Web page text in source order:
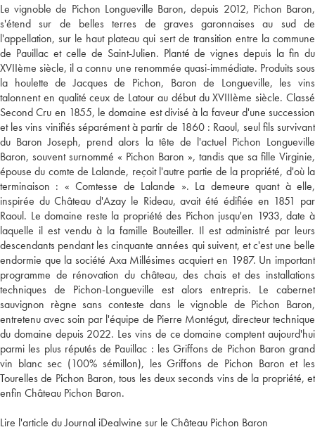
Le vignoble de Pichon Longueville Baron, depuis 2012, Pichon Baron,
s'étend sur de belles terres de graves garonnaises au sud de
l'appellation, sur le haut plateau qui sert de transition entre la commune
de Pauillac et celle de Saint-Julien. Planté de vignes depuis la fin du
XVIIème siècle, il a connu une renommée quasi-immédiate. Produits sous
la houlette de Jacques de Pichon, Baron de Longueville, les vins
talonnent en qualité ceux de Latour au début du XVIIIème siècle. Classé
Second Cru en 1855, le domaine est divisé à la faveur d'une succession
et les vins vinifiés séparément à partir de 1860 : Raoul, seul fils survivant
du Baron Joseph, prend alors la tête de l'actuel Pichon Longueville
Baron, souvent surnommé « Pichon Baron », tandis que sa fille Virginie,
épouse du comte de Lalande, reçoit l'autre partie de la propriété, d'où la
terminaison : « Comtesse de Lalande ». La demeure quant à elle,
inspirée du Château d'Azay le Rideau, avait été édifiée en 1851 par
Raoul. Le domaine reste la propriété des Pichon jusqu'en 1933, date à
laquelle il est vendu à la famille Bouteiller. Il est administré par leurs
descendants pendant les cinquante années qui suivent, et c'est une belle
endormie que la société Axa Millésimes acquiert en 1987. Un important
programme de rénovation du château, des chais et des installations
techniques de Pichon-Longueville est alors entrepris. Le cabernet
sauvignon règne sans conteste dans le vignoble de Pichon Baron,
entretenu avec soin par l'équipe de Pierre Montégut, directeur technique
du domaine depuis 2022. Les vins de ce domaine comptent aujourd'hui
parmi les plus réputés de Pauillac : les Griffons de Pichon Baron grand
vin blanc sec (100% sémillon), les Griffons de Pichon Baron et les
Tourelles de Pichon Baron, tous les deux seconds vins de la propriété, et
enfin Château Pichon Baron.
Lire l'article du Journal iDealwine sur le Château Pichon Baron